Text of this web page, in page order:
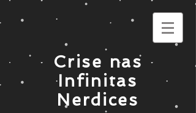
Crise nas
Infinitas
Nerdices